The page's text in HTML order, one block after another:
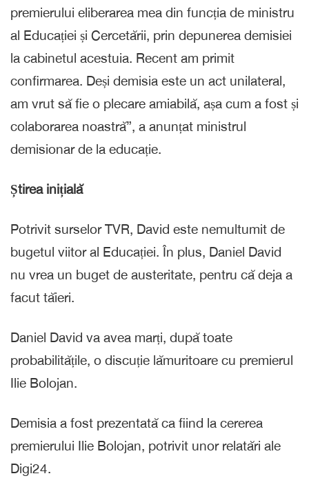
premierului eliberarea mea din funcția de ministru
al Educației și Cercetării, prin depunerea demisiei
la cabinetul acestuia. Recent am primit
confirmarea. Deși demisia este un act unilateral,
am vrut să fie o plecare amiabilă, așa cum a fost și
colaborarea noastră”, a anunțat ministrul
demisionar de la educație.
Știrea inițială
Potrivit surselor TVR, David este nemultumit de
bugetul viitor al Educației. În plus, Daniel David
nu vrea un buget de austeritate, pentru că deja a
facut tăieri.
Daniel David va avea marți, după toate
probabilitățile, o discuție lămuritoare cu premierul
Ilie Bolojan.
Demisia a fost prezentată ca fiind la cererea
premierului Ilie Bolojan, potrivit unor relatări ale
Digi24.